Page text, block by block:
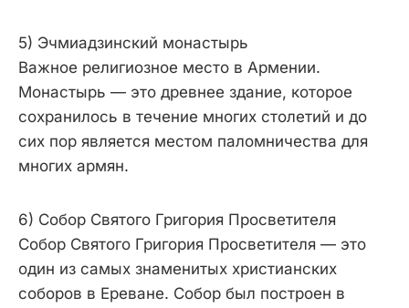
5) Эчмиадзинский монастырь
Важное религиозное место в Армении.
Монастырь — это древнее здание, которое
сохранилось в течение многих столетий и до
сих пор является местом паломничества для
многих армян.
6) Собор Святого Григория Просветителя
Собор Святого Григория Просветителя — это
один из самых знаменитых христианских
соборов в Ереване. Собор был построен в